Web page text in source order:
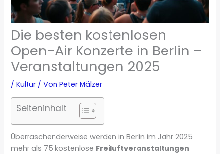
Die besten kostenlosen
Open-Air Konzerte in Berlin –
Veranstaltungen 2025
/Kultur / VonPeter Mälzer
Seiteninhalt
Überraschenderweise werden in Berlin im Jahr 2025
mehr als 75 kostenlose Freiluftveranstaltungen